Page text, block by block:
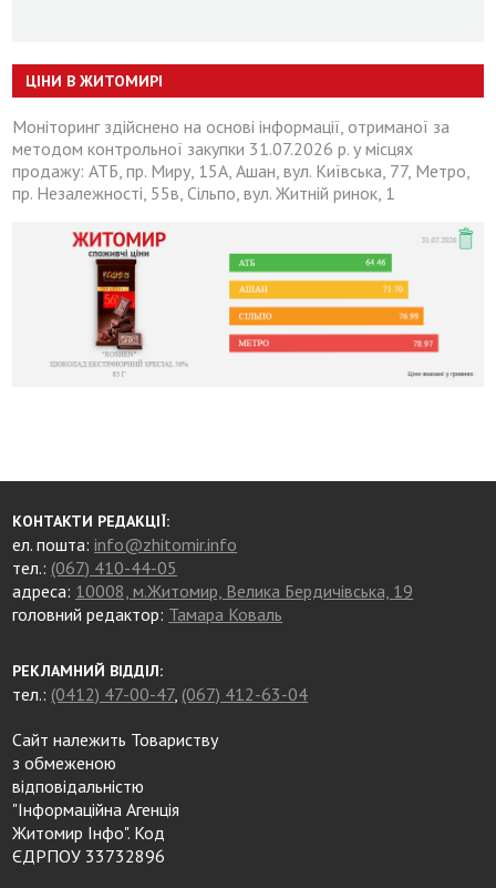
ЦІНИ В ЖИТОМИРІ
Моніторинг здійснено на основі інформації, отриманої за
методом контрольної закупки 31.07.2026 р. у місцях
продажу: АТБ, пр. Миру, 15А, Ашан, вул. Київська, 77, Метро,
пр. Незалежності, 55в, Сільпо, вул. Житній ринок, 1
КОНТАКТИ РЕДАКЦІЇ:
ел. пошта:info@zhitomir.info
тел.: (067) 410-44-05
адреса: 10008, м.Житомир, Велика Бердичівська, 19
головний редактор: Тамара Коваль
РЕКЛАМНИЙ ВІДДІЛ:
тел.: (0412) 47-00-47, (067) 412-63-04
Сайт належить Товариству
з обмеженою
відповідальністю
"Інформаційна Агенція
Житомир Інфо". Код
ЄДРПОУ 33732896